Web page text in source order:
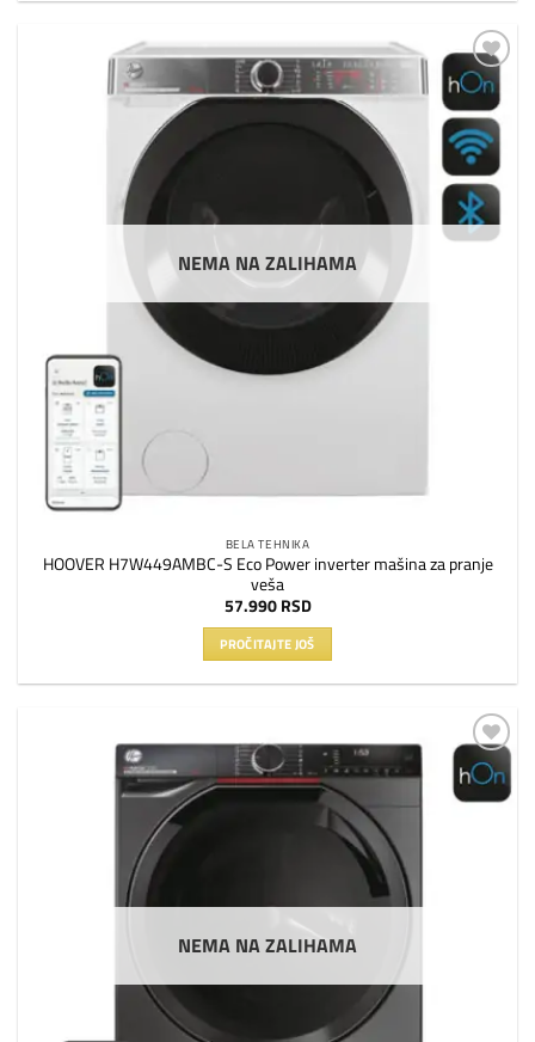
Dodaj
listu
želja
NEMA NA ZALIHAMA
BELA TEHNIKA
HOOVER H7W449AMBC-S Eco Power inverter mašina za pranje
veša
57.990 RSD
PROČITAJTE JOŠ
Dodaj
na
listu
NEMA NA ZALIHAMA